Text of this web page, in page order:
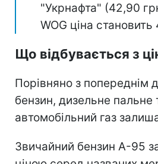
"Укрнафта" (42,90
WOG ціна
Що відбувається з
Порівняно з попереднім
бензин, дизельне пальне
автомобільний газ
Звичайний бензин А-95